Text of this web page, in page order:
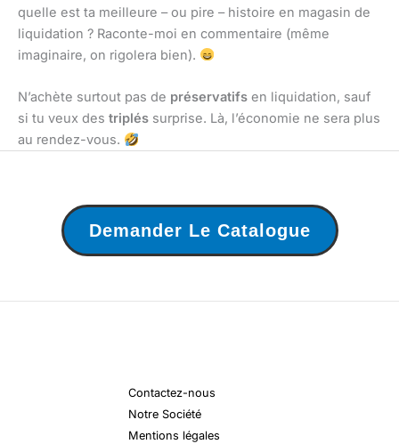
quelle est ta meilleure – ou pire – histoire en magasin de
liquidation ? Raconte-moi en commentaire (même
imaginaire, on rigolera bien).
N’achète surtout pas de préservatifs en liquidation, sauf
si tu veux des triplés surprise. Là, l’économie ne sera plus
au rendez-vous.
Demander Le Catalogue
Contactez-nous
Notre Société
Mentions légales